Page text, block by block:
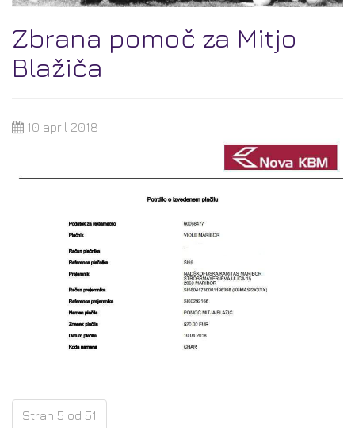
Zbrana pomoč za Mitjo
Blažiča
10 april 2018
Stran 5 od 51